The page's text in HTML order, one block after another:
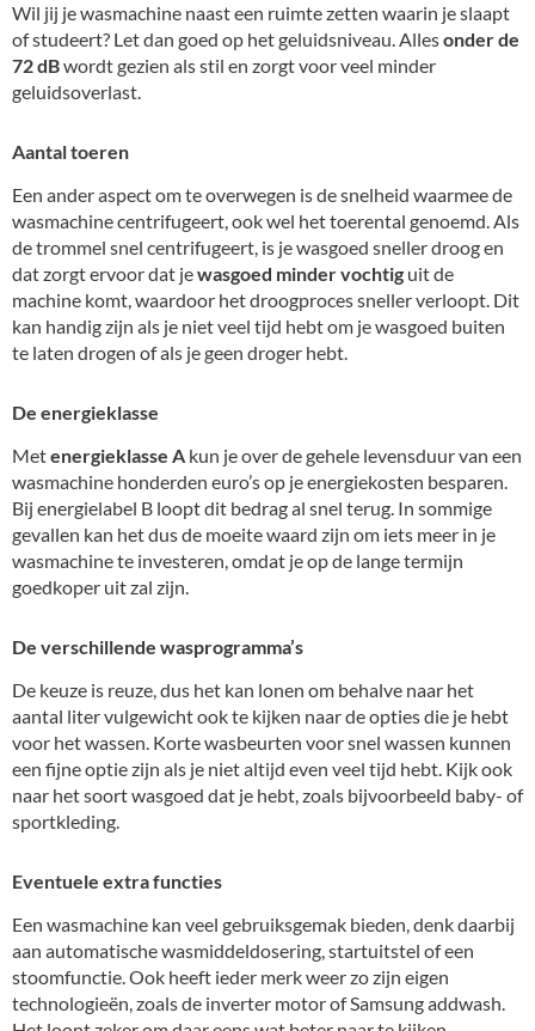
Wil jij je wasmachine naast een ruimte zetten waarin je slaapt
of studeert? Let dan goed op het geluidsniveau. Allesonder de
72 dBwordt gezien als stil en zorgt voor veel minder
geluidsoverlast.
Aantal toeren
Een ander aspect om te overwegen is de snelheid waarmee de
wasmachine centrifugeert, ook wel het toerental genoemd. Als
de trommel snel centrifugeert, is je wasgoed sneller droog en
dat zorgt ervoor dat jewasgoed minder vochtig uit de
machine komt, waardoor het droogproces sneller verloopt. Dit
kan handig zijn als je niet veel tijd hebt om je wasgoed buiten
te laten drogen of als je geen droger hebt.
De energieklasse
Metenergieklasse A kun je over de gehele levensduur van een
wasmachine honderden euro’s op je energiekosten besparen.
Bij energielabel B loopt dit bedrag al snel terug. In sommige
gevallen kan het dus de moeite waard zijn om iets meer in je
wasmachine te investeren, omdat je op de lange termijn
goedkoper uit zal zijn.
De verschillende wasprogramma’s
De keuze is reuze, dus het kan lonen om behalve naar het
aantal liter vulgewicht ook te kijken naar de opties die je hebt
voor het wassen. Korte wasbeurten voor snel wassen kunnen
een fijne optie zijn als je niet altijd even veel tijd hebt. Kijk ook
naar het soort wasgoed dat je hebt, zoals bijvoorbeeld baby- of
sportkleding.
Eventuele extra functies
Een wasmachine kan veel gebruiksgemak bieden, denk daarbij
aan automatische wasmiddeldosering, startuitstel of een
stoomfunctie. Ook heeft ieder merk weer zo zijn eigen
technologieën, zoals de inverter motor of Samsung addwash.